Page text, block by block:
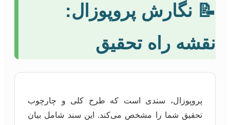
📝 نگارش پروپوزال:
نقشه راه تحقیق
پروپوزال، سندی است که طرح کلی و چارچوب
تحقیق شما را مشخص می‌کند. این سند شامل بیان